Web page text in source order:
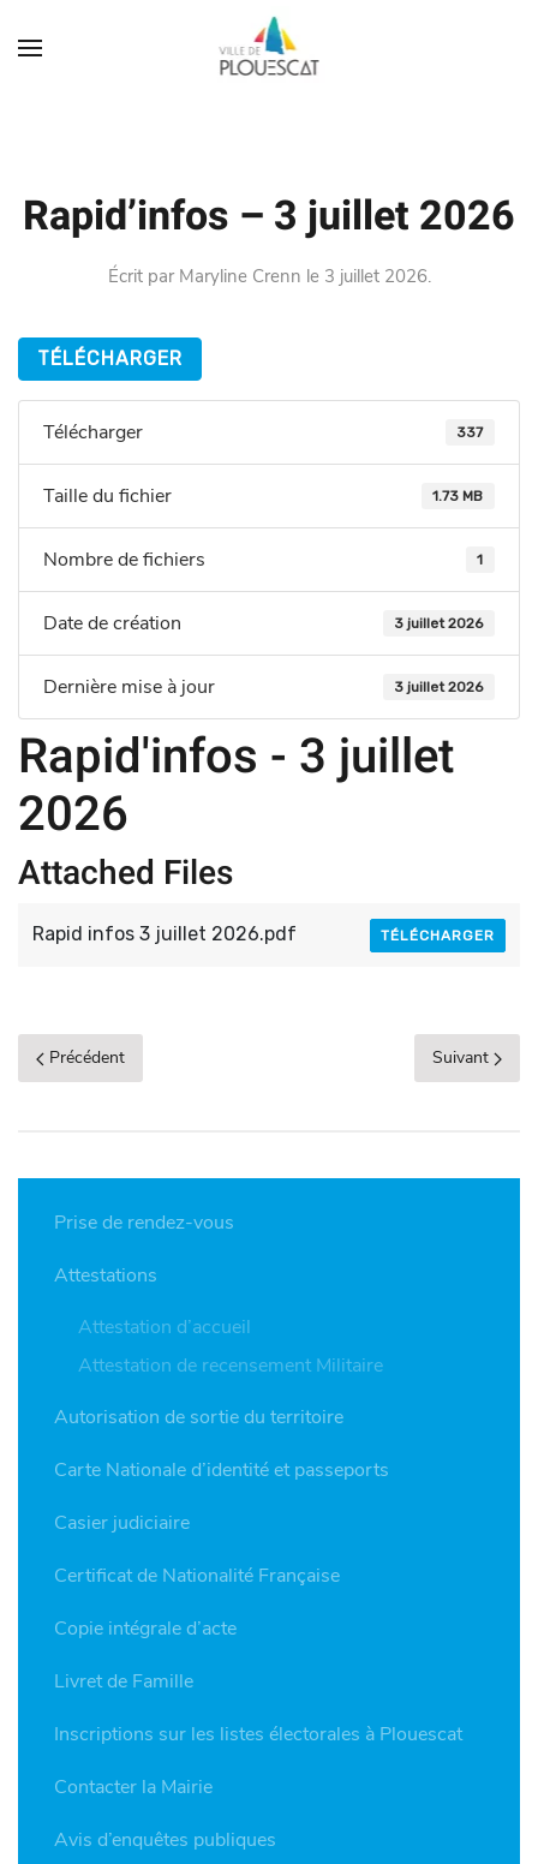
Rapid’infos – 3 juillet 2026
Écrit par Maryline Crenn le 3 juillet 2026.
TÉLÉCHARGER
Télécharger 337
Taille du fichier 1.73 MB
Nombre de fichiers 1
Date de création 3 juillet 2026
Dernière mise à jour 3 juillet 2026
Rapid'infos - 3 juillet
2026
Attached Files
Rapid infos 3 juillet 2026.pdf TÉLÉCHARGER
Précédent Suivant
Prise de rendez-vous
Attestations
Attestation d’accueil
Attestation de recensement Militaire
Autorisation de sortie du territoire
Carte Nationale d’identité et passeports
Casier judiciaire
Certificat de Nationalité Française
Copie intégrale d’acte
Livret de Famille
Inscriptions sur les listes électorales à Plouescat
Contacter la Mairie
Avis d’enquêtes publiques